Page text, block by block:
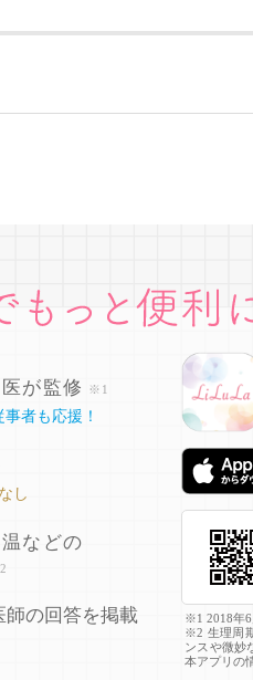
が監修 ※1
者も応援！
し
などの
師の回答を掲載
※1 2018年
※2 生理周
ンスや微妙
本アプリの